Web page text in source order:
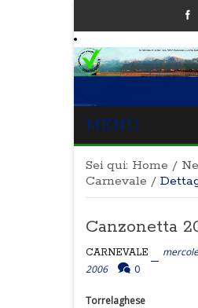
MENU
Sei qui: Home /
Carnevale /
Canzonetta
CARNEVALE
2006
0
Torrelaghese